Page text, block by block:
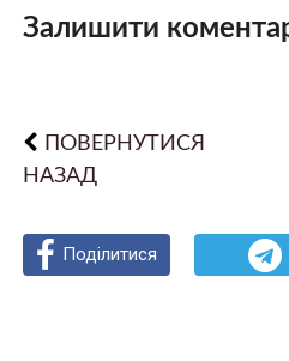
Залишити
ПОВЕРНУТИСЯ
НАЗАД
Поділитися